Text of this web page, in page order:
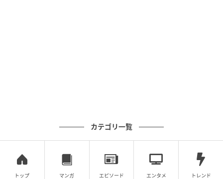
ひょい！って感じでなんかかわいい
おおおおおー!!なんで立ち上がった
カテゴリ一覧
トップ マンガ エピソード エンタメ トレンド